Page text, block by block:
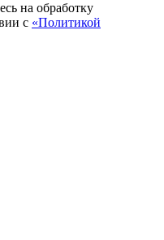
на обработку
с «Политикой